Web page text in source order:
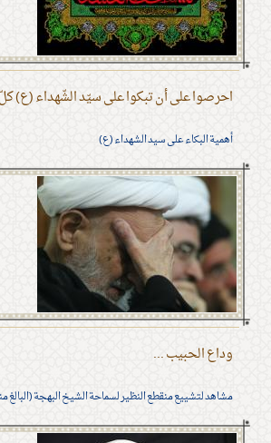
احرصوا على أن تبكوا على سيّد الشّهداء (ع)
أهمية البكاء على سيد الشهداء (ع)
وداع الحبيب ...
مشاهد لتشييع منقطع النظير لسماحة الشيخ البهجة (البالغ